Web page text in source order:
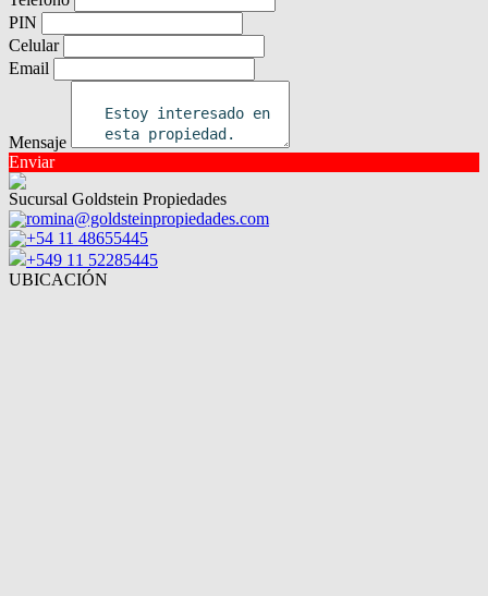
PIN
Celular
Email
Mensaje
Enviar
Sucursal Goldstein Propiedades
romina@goldsteinpropiedades.com
+54 11 48655445
+549 11 52285445
UBICACIÓN